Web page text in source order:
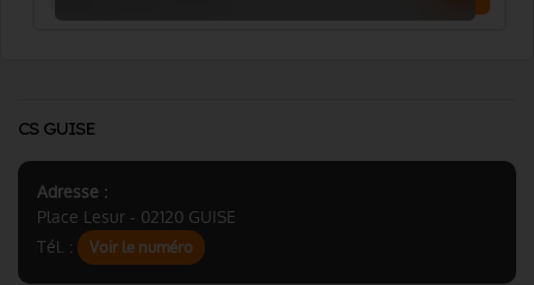
CS GUISE
Adresse :
Place Lesur - 02120 GUISE
Tél. :
Voir le numéro